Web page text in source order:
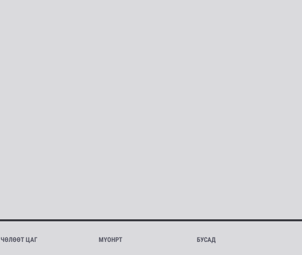
ЧӨЛӨӨТ ЦАГ МҮОНРТ БУСАД